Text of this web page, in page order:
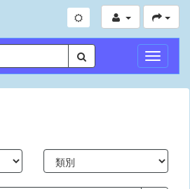
切
換
導